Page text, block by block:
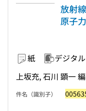
放射
原子
紙 デジタル
上坂充, 石川 顕一
件名（識別子）